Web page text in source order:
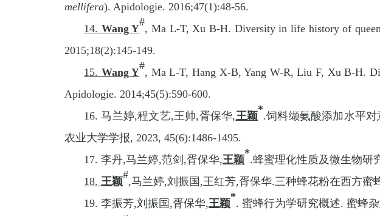
mellifera). Apidologie. 2016;47(1):48-56.
14. Wang Y
#
, Ma L-T, Xu B-H. Diversity in life history of
2015;18(2):145-149.
15. Wang Y
#
, Ma L-T, Hang X-B, Yang W-R, Liu F, Xu B-H.
Apidologie. 2014;45(5):590-600.
16.马兰婷,程文艺,王帅,胥保华,王颖
*
.饲料缬氨酸添加水平
农业大学学报, 2023, 45(6):1486-1495.
17.李丹,马兰婷,范剑 ,胥保华,王颖
*
.蜂蜜理化性质及微生物研
18.王颖
#
,马兰婷,刘振国 ,王红芳,胥保华.三种蜂花粉在西方蜜
19.李振芳,刘振国 ,胥保华,王颖
*
.蜜蜂行为学研究概述.蜜蜂